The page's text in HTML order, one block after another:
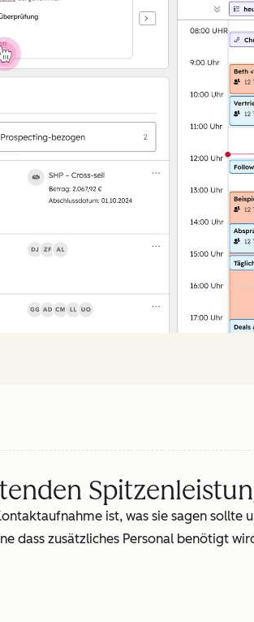
ist, was sie sagen sollte
dass zusätzliches Personal benötigt